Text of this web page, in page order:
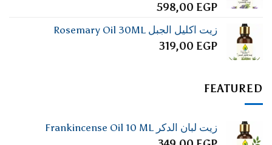
598,00 EGP
زيت اكليل الجبل Rosemary Oil 30ML
319,00 EGP
FEATURED
زيت لبان الدكر Frankincense Oil 10 ML